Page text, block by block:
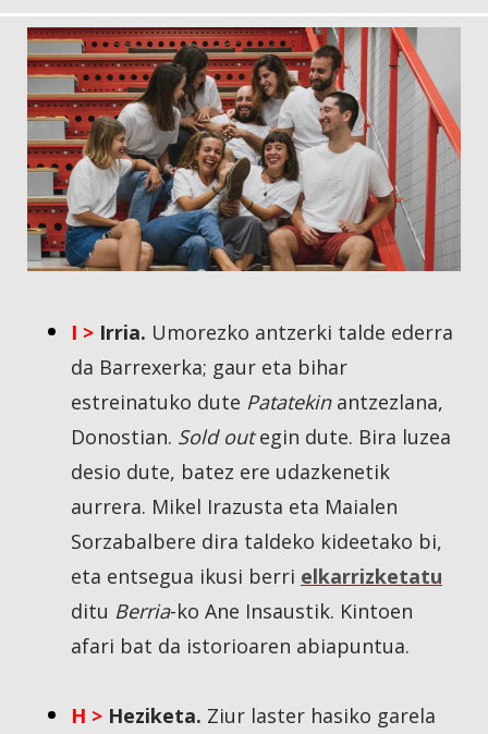
I > Irria. Umorezko antzerki talde ederra
da Barrexerka; gaur eta bihar
estreinatuko dute Patatekin antzezlana,
Donostian. Sold outegin dute. Bira luzea
desio dute, batez ere udazkenetik
aurrera. Mikel Irazusta eta Maialen
Sorzabalbere dira taldeko kideetako bi,
eta entsegua ikusi berri elkarrizketatu
ditu Berria-ko Ane Insaustik. Kintoen
afari bat da istorioaren abiapuntua.
H > Heziketa. Ziur laster hasiko garela